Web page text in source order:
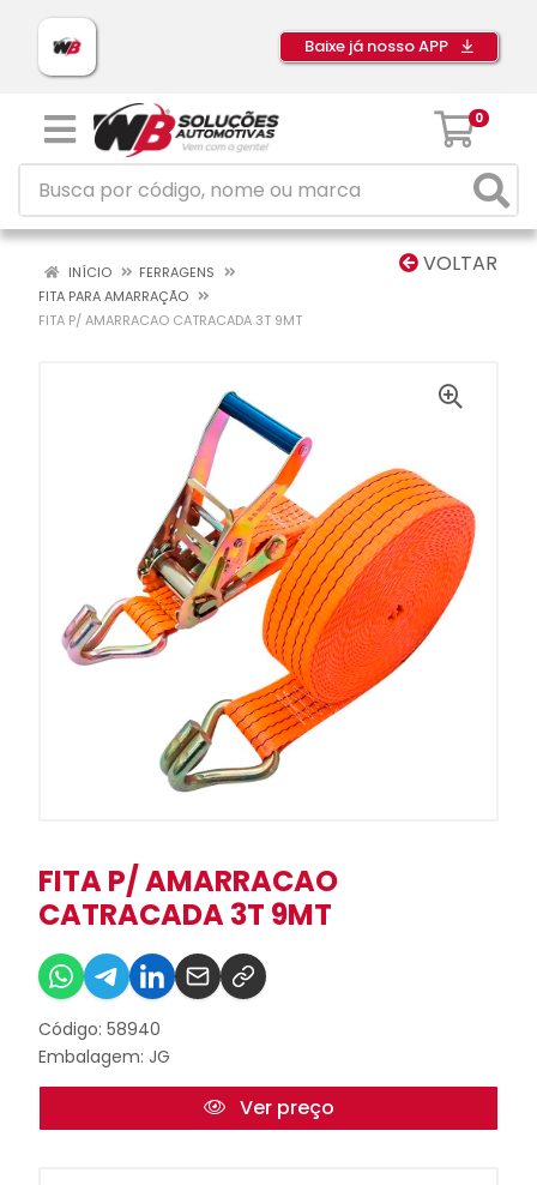
Baixe já nosso APP
0
VOLTAR
INÍCIO
FERRAGENS
FITA PARA AMARRAÇÃO
FITA P/ AMARRACAO CATRACADA 3T 9MT
FITA P/ AMARRACAO
CATRACADA 3T 9MT
Código: 58940
Embalagem: JG
Ver preço